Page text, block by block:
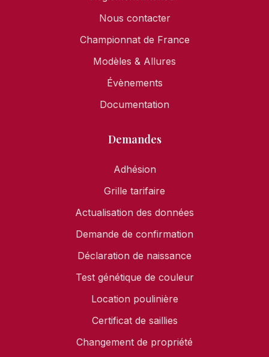
Nous contacter
Championnat de France
Modèles & Allures
Évènements
Documentation
Demandes
Adhésion
Grille tarifaire
Actualisation des données
Demande de confirmation
Déclaration de naissance
Test génétique de couleur
Location poulinière
Certificat de saillies
Changement de propriété